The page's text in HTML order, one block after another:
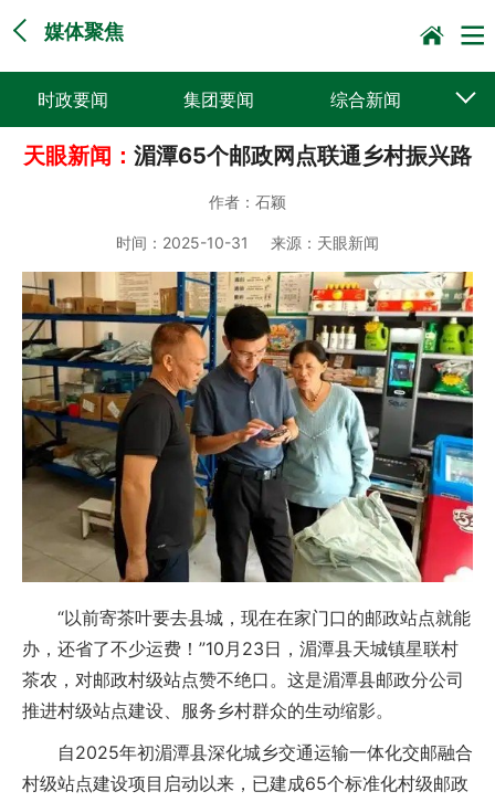
媒体聚焦
时政要闻 集团要闻 综合新闻
媒体聚焦 党建动态 普遍服务
企业文化
天眼新闻： 湄潭65个邮政网点联通乡村振兴路
作者： 石颖
时间： 2025-10-31 来源： 天眼新闻
“以前寄茶叶要去县城，现在在家门口的邮政站点就能
办，还省了不少运费！”10月23日，湄潭县天城镇星联村
茶农，对邮政村级站点赞不绝口。这是湄潭县邮政分公司
推进村级站点建设、服务乡村群众的生动缩影。
自2025年初湄潭县深化城乡交通运输一体化交邮融合
村级站点建设项目启动以来，已建成65个标准化村级邮政